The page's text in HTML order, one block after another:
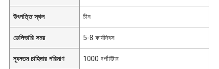
উৎপত্তি স্থল চীন
ডেলিভারি সময় 5-8 কার্যদিবস
ন্যূনতম চাহিদার পরিমাণ 1000 বর্গমিটার